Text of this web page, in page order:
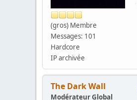
(gros) Membre
Messages: 101
Hardcore
IP archivée
The Dark Wall
Modérateur Global